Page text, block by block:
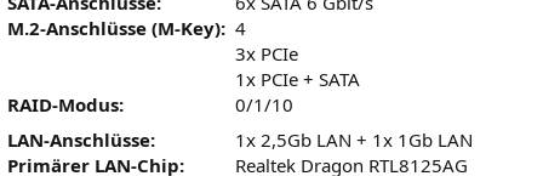
M.2-Anschlüsse (M-Key): 4
3x PCIe
1x PCIe + SATA
RAID-Modus:
0/1/10
LAN-Anschlüsse:
1x 2,5Gb LAN + 1x 1Gb LAN
Primärer LAN-Chip:
Realtek Dragon RTL8125AG